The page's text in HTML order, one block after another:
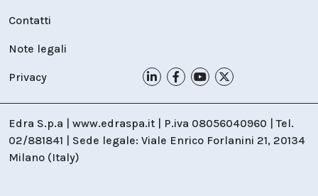
Contatti
Note legali
Privacy
Edra S.p.a | www.edraspa.it | P.iva 08056040960 | Tel.
02/881841 | Sede legale: Viale Enrico Forlanini 21, 20134
Milano (Italy)